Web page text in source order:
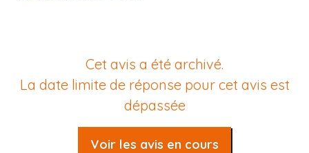
Cet avis a été archivé.
La date limite de réponse pour cet avis est
dépassée
Voir les avis en cours